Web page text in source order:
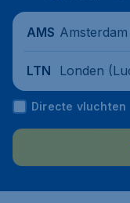
AMS
LTN
Londen
enigd
Directe vluchten